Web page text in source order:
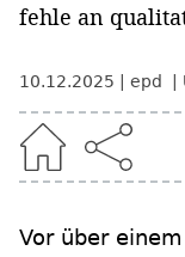
fehle an
10.12.2025 epd
Vor über